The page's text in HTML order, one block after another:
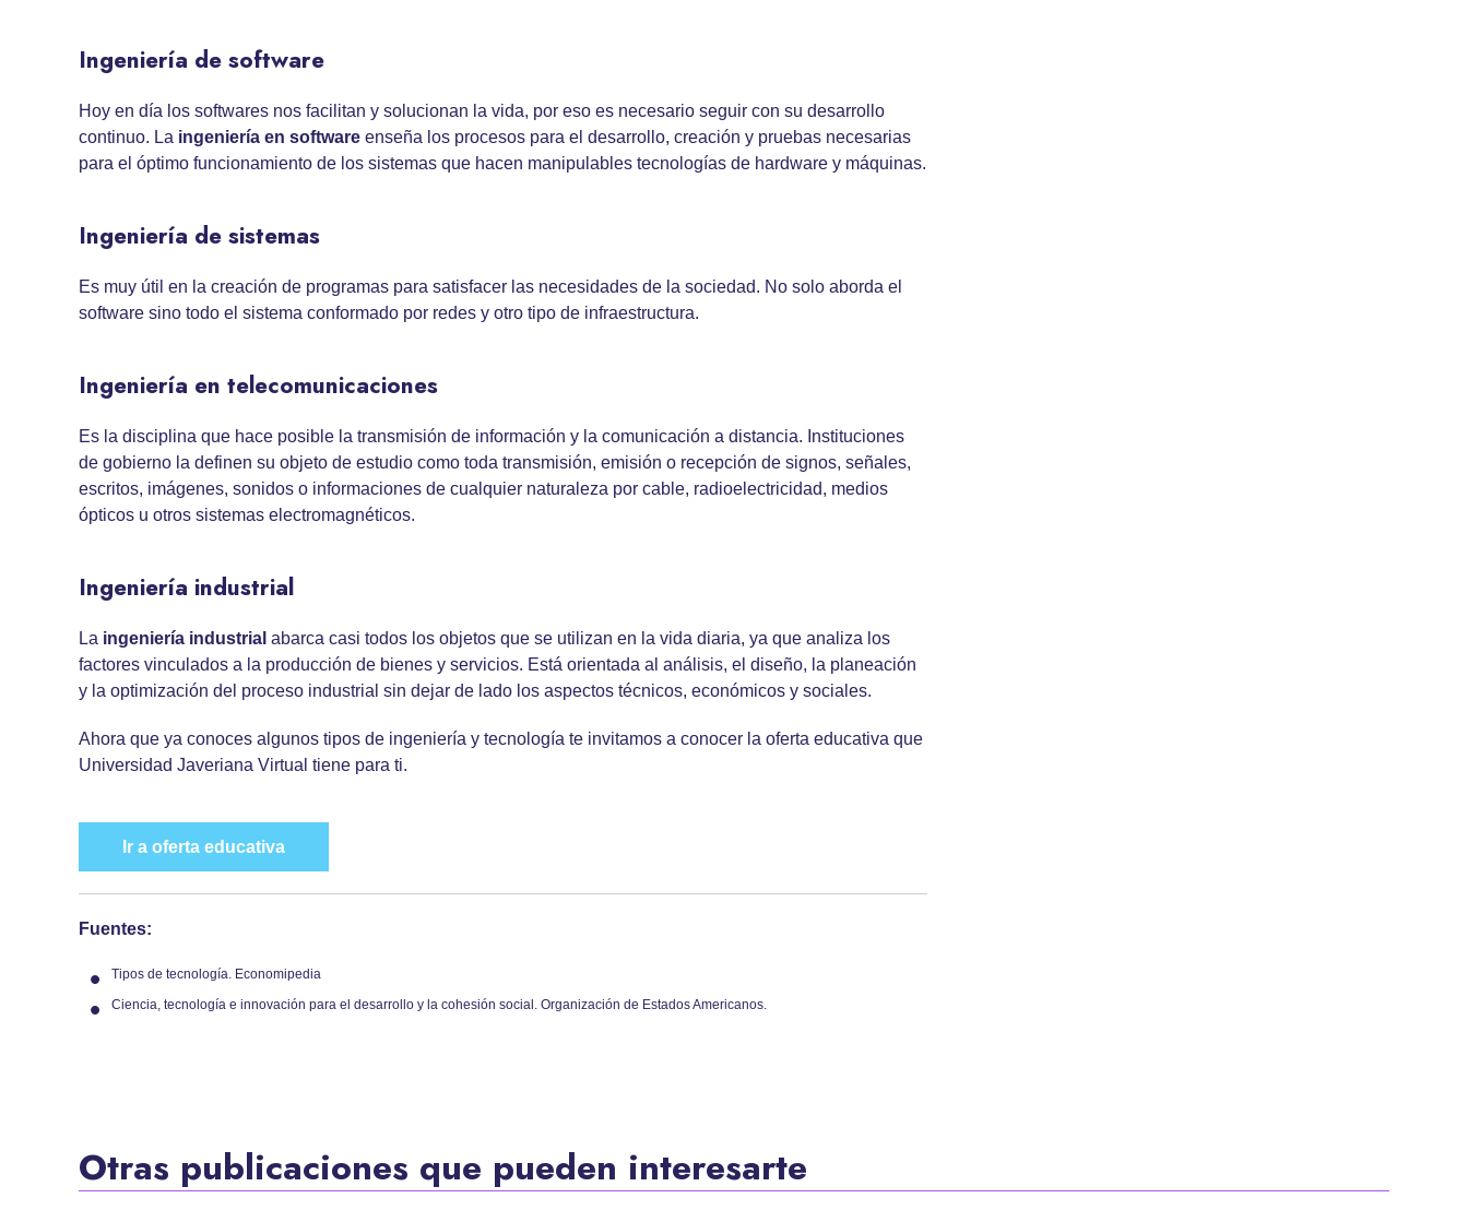
Ingeniería de software
Hoy en día los softwares nos facilitan y solucionan la vida, por eso es necesario seguir con su desarrollo
continuo. La ingeniería en software enseña los procesos para el desarrollo, creación y pruebas necesarias
para el óptimo funcionamiento de los sistemas que hacen manipulables tecnologías de hardware y máquinas.
Ingeniería de sistemas
Es muy útil en la creación de programas para satisfacer las necesidades de la sociedad. No solo aborda el
software sino todo el sistema conformado por redes y otro tipo de infraestructura.
Ingeniería en telecomunicaciones
Es la disciplina que hace posible la transmisión de información y la comunicación a distancia. Instituciones
de gobierno la definen su objeto de estudio como toda transmisión, emisión o recepción de signos, señales,
escritos, imágenes, sonidos o informaciones de cualquier naturaleza por cable, radioelectricidad, medios
ópticos u otros sistemas electromagnéticos.
Ingeniería industrial
La ingeniería industrial abarca casi todos los objetos que se utilizan en la vida diaria, ya que analiza los
factores vinculados a la producción de bienes y servicios. Está orientada al análisis, el diseño, la planeación
y la optimización del proceso industrial sin dejar de lado los aspectos técnicos, económicos y sociales.
Ahora que ya conoces algunos tipos de ingeniería y tecnología te invitamos a conocer la oferta educativa que
Universidad Javeriana Virtual tiene para ti.
Ir a oferta educativa
Fuentes:
Tipos de tecnología. Economipedia
Ciencia, tecnología e innovación para el desarrollo y la cohesión social. Organización de Estados Americanos.
Otras publicaciones que pueden interesarte